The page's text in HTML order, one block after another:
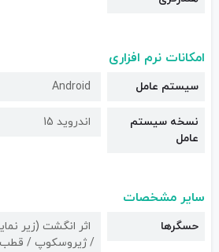
امکانات نرم افزاری
سیستم عامل Android
نسخه سیستم
عامل
اندروید 15
سایر مشخصات
حسگرها
اثر انگشت (زیر
/ ژیروسکوپ /